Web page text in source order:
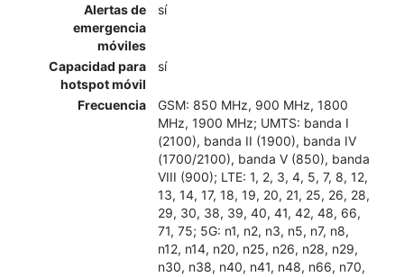
Alertas de
emergencia
móviles
sí
Capacidad para
hotspot móvil
sí
Frecuencia
GSM: 850 MHz, 900 MHz, 1800
MHz, 1900 MHz; UMTS: banda I
(2100), banda II (1900), banda IV
(1700/2100), banda V (850), banda
VIII (900); LTE: 1, 2, 3, 4, 5, 7, 8, 12,
13, 14, 17, 18, 19, 20, 21, 25, 26, 28,
29, 30, 38, 39, 40, 41, 42, 48, 66,
71, 75; 5G: n1, n2, n3, n5, n7, n8,
n12, n14, n20, n25, n26, n28, n29,
n30, n38, n40, n41, n48, n66, n70,